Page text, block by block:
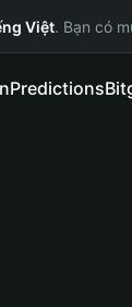
Việt. Bạn có
Predictions